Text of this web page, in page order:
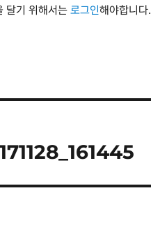
달기 위해서는로그인해야합니다.